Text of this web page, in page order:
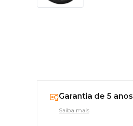
Garantia de 5 anos
Saiba mais